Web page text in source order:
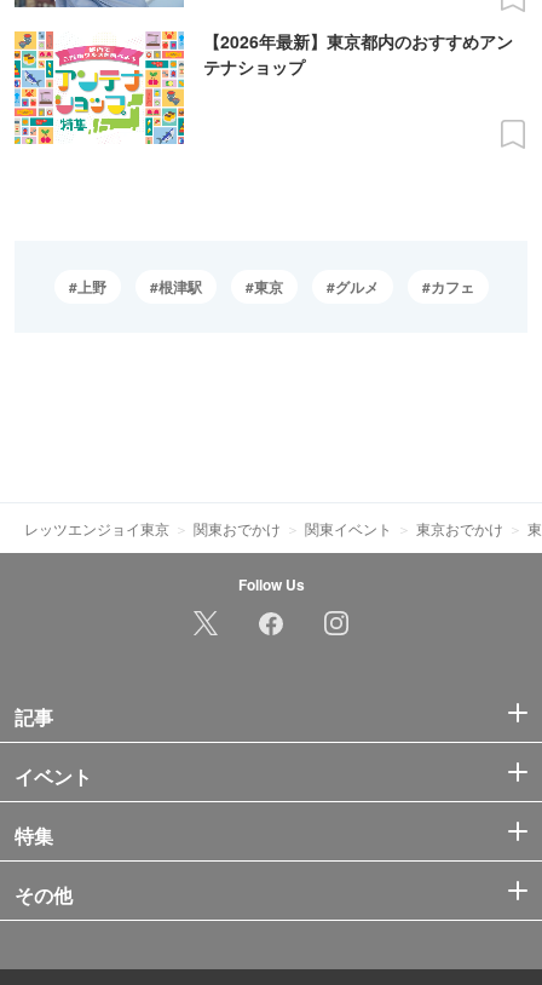
【2026年最新】東京都内のおすすめアン
テナショップ
上野 根津駅 東京 グルメ カフェ
レッツエンジョイ東京 関東おでかけ 関東イベント 東京おでかけ
Follow Us
記事
イベント
特集
その他